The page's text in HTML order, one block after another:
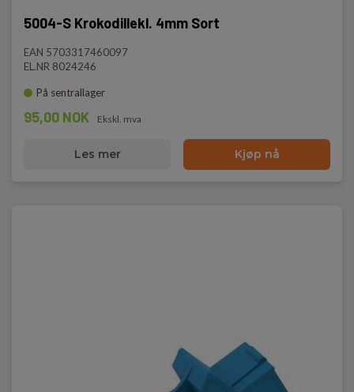
5004-S Krokodillekl. 4mm Sort
EAN 5703317460097
EL.NR 8024246
På sentrallager
95,00 NOK Ekskl. mva
Les mer Kjøp nå